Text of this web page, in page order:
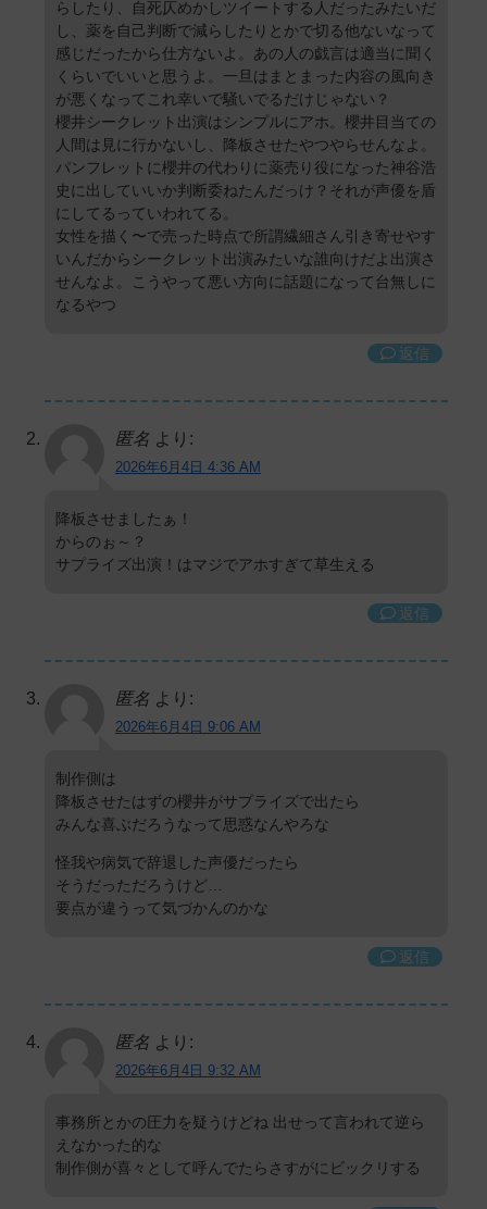
らしたり、自死仄めかしツイートする人だったみたいだ
し、薬を自己判断で減らしたりとかで切る他ないなって
感じだったから仕方ないよ。あの人の戯言は適当に聞く
くらいでいいと思うよ。一旦はまとまった内容の風向き
が悪くなってこれ幸いで騒いでるだけじゃない？
櫻井シークレット出演はシンプルにアホ。櫻井目当ての
人間は見に行かないし、降板させたやつやらせんなよ。
パンフレットに櫻井の代わりに薬売り役になった神谷浩
史に出していいか判断委ねたんだっけ？それが声優を盾
にしてるっていわれてる。
女性を描く〜で売った時点で所謂繊細さん引き寄せやす
いんだからシークレット出演みたいな誰向けだよ出演さ
せんなよ。こうやって悪い方向に話題になって台無しに
なるやつ
返信
匿名 より:
2026年6月4日 4:36 AM
降板させましたぁ！
からのぉ～？
サプライズ出演！はマジでアホすぎて草生える
返信
匿名 より:
2026年6月4日 9:06 AM
制作側は
降板させたはずの櫻井がサプライズで出たら
みんな喜ぶだろうなって思惑なんやろな
怪我や病気で辞退した声優だったら
そうだっただろうけど…
要点が違うって気づかんのかな
返信
匿名 より:
2026年6月4日 9:32 AM
事務所とかの圧力を疑うけどね 出せって言われて逆ら
えなかった的な
制作側が喜々として呼んでたらさすがにビックリする